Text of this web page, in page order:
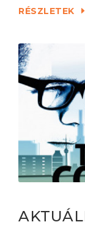
RÉSZLETEK